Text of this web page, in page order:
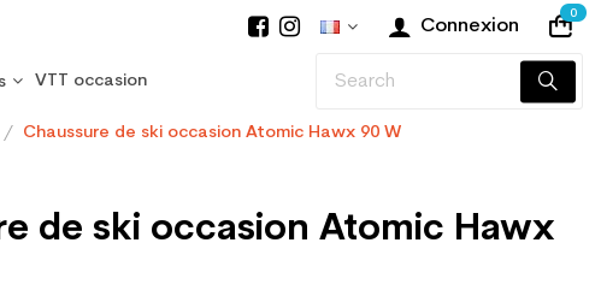
Connexion
0
VTT occasion
Chaussure de ski occasion Atomic Hawx 90 W
de ski occasion Atomic Hawx